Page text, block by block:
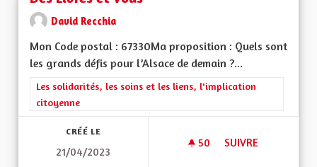
David Recchia
Mon Code postal : 67330Ma proposition : Quels sont
les grands défis pour l’Alsace de demain ?...
Filtrer les résultats de la catégorie : Les solidarités, les soins
Les solidarités, les soins et les liens, l'implication
citoyenne
CRÉÉ LE
21/04/2023
50 50 ABONNÉS
SUIVRE